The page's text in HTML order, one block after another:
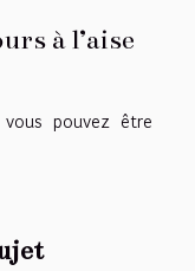
à l’aise
pouvez être